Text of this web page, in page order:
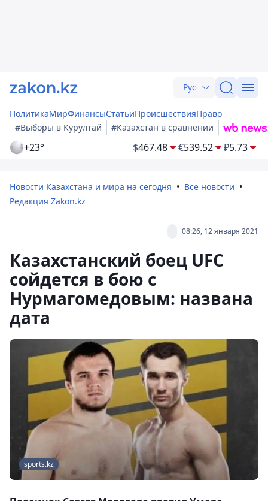
Рус
ПолитикаМирФинансыСтатьиПроисшествияПраво
#Выборы в Курултай
#Казахстан в сравнении
+23° $467.48 €539.52 ₽5.73
Новости Казахстана и мира на сегодня
Все новости
Редакция Zakon.kz
08:26, 12 января 2021
Казахстанский боец UFC
сойдется в бою с
Нурмагомедовым: названа
дата
sports.kz